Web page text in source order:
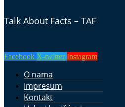
Talk About Facts – TAF
Facebook X-twitter Instagram
O nama
Impresum
Kontakt